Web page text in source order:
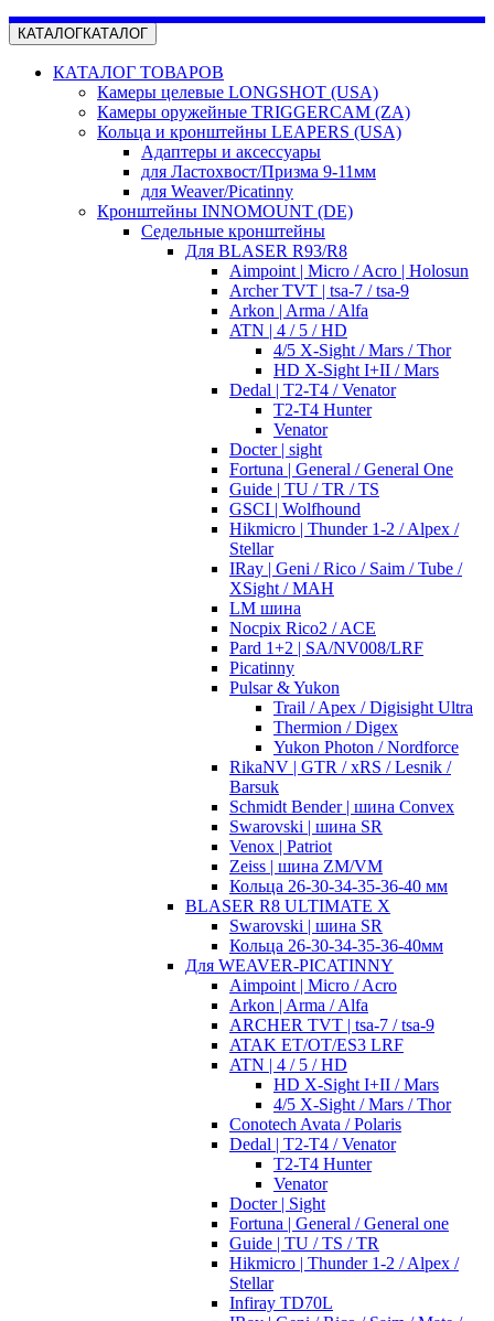
КАТАЛОГКАТАЛОГ
КАТАЛОГ ТОВАРОВ
Камеры целевые LONGSHOT (USA)
Камеры оружейные TRIGGERCAM (ZA)
Кольца и кронштейны LEAPERS (USA)
Адаптеры и аксессуары
для Ластохвост/Призма 9-11мм
для Weaver/Picatinny
Кронштейны INNOMOUNT (DE)
Седельные кронштейны
Для BLASER R93/R8
Aimpoint | Micro / Acro | Holosun
Archer TVT | tsa-7 / tsa-9
Arkon | Arma / Alfa
ATN | 4 / 5 / HD
4/5 X-Sight / Mars / Thor
HD X-Sight I+II / Mars
Dedal | T2-T4 / Venator
T2-T4 Hunter
Venator
Docter | sight
Fortuna | General / General One
Guide | TU / TR / TS
GSCI | Wolfhound
Hikmicro | Thunder 1-2 / Alpex /
Stellar
IRay | Geni / Rico / Saim / Tube /
XSight / MAH
LM шина
Nocpix Rico2 / ACE
Pard 1+2 | SA/NV008/LRF
Picatinny
Pulsar & Yukon
Trail / Apex / Digisight Ultra
Thermion / Digex
Yukon Photon / Nordforce
RikaNV | GTR / xRS / Lesnik /
Barsuk
Schmidt Bender | шина Convex
Swarovski | шина SR
Venox | Patriot
Zeiss | шина ZM/VM
Кольца 26-30-34-35-36-40 мм
BLASER R8 ULTIMATE X
Swarovski | шина SR
Кольца 26-30-34-35-36-40мм
Для WEAVER-PICATINNY
Aimpoint | Micro / Acro
Arkon | Arma / Alfa
ARCHER TVT | tsa-7 / tsa-9
ATAK ET/OT/ES3 LRF
ATN | 4 / 5 / HD
HD X-Sight I+II / Mars
4/5 X-Sight / Mars / Thor
Conotech Avata / Polaris
Dedal | T2-T4 / Venator
T2-T4 Hunter
Venator
Docter | Sight
Fortuna | General / General one
Guide | TU / TS / TR
Hikmicro | Thunder 1-2 / Alpex /
Stellar
Infiray TD70L